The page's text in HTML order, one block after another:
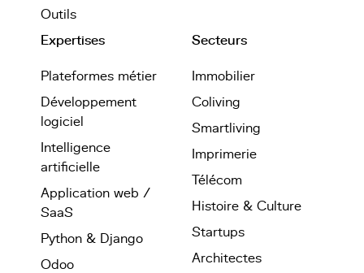
Outils
Expertises
Plateformes métier
Développement
logiciel
Intelligence
artificielle
Application web /
SaaS
Python & Django
Odoo
Secteurs
Immobilier
Coliving
Smartliving
Imprimerie
Télécom
Histoire & Culture
Startups
Architectes